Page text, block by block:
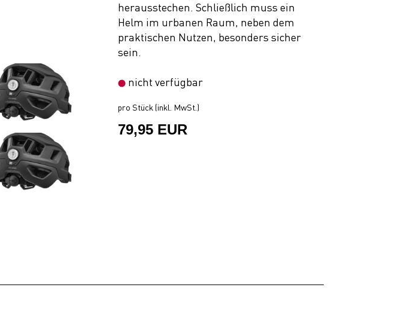
herausstechen. Schließlich muss ein
Helm im urbanen Raum, neben dem
praktischen Nutzen, besonders sicher
sein.
nicht verfügbar
pro Stück (inkl. MwSt.)
79,95 EUR